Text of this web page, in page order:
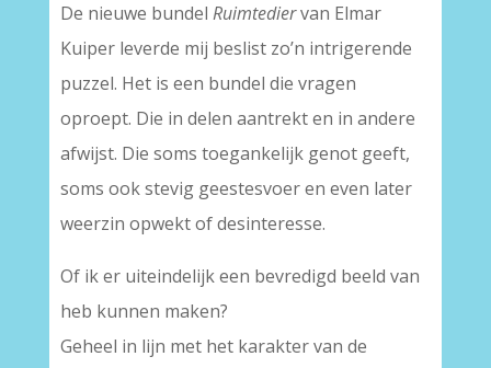
De nieuwe bundel Ruimtediervan Elmar
Kuiper leverde mij beslist zo’n intrigerende
puzzel. Het is een bundel die vragen
oproept. Die in delen aantrekt en in andere
afwijst. Die soms toegankelijk genot geeft,
soms ook stevig geestesvoer en even later
weerzin opwekt of desinteresse.
Of ik er uiteindelijk een bevredigd beeld van
heb kunnen maken?
Geheel in lijn met het karakter van de